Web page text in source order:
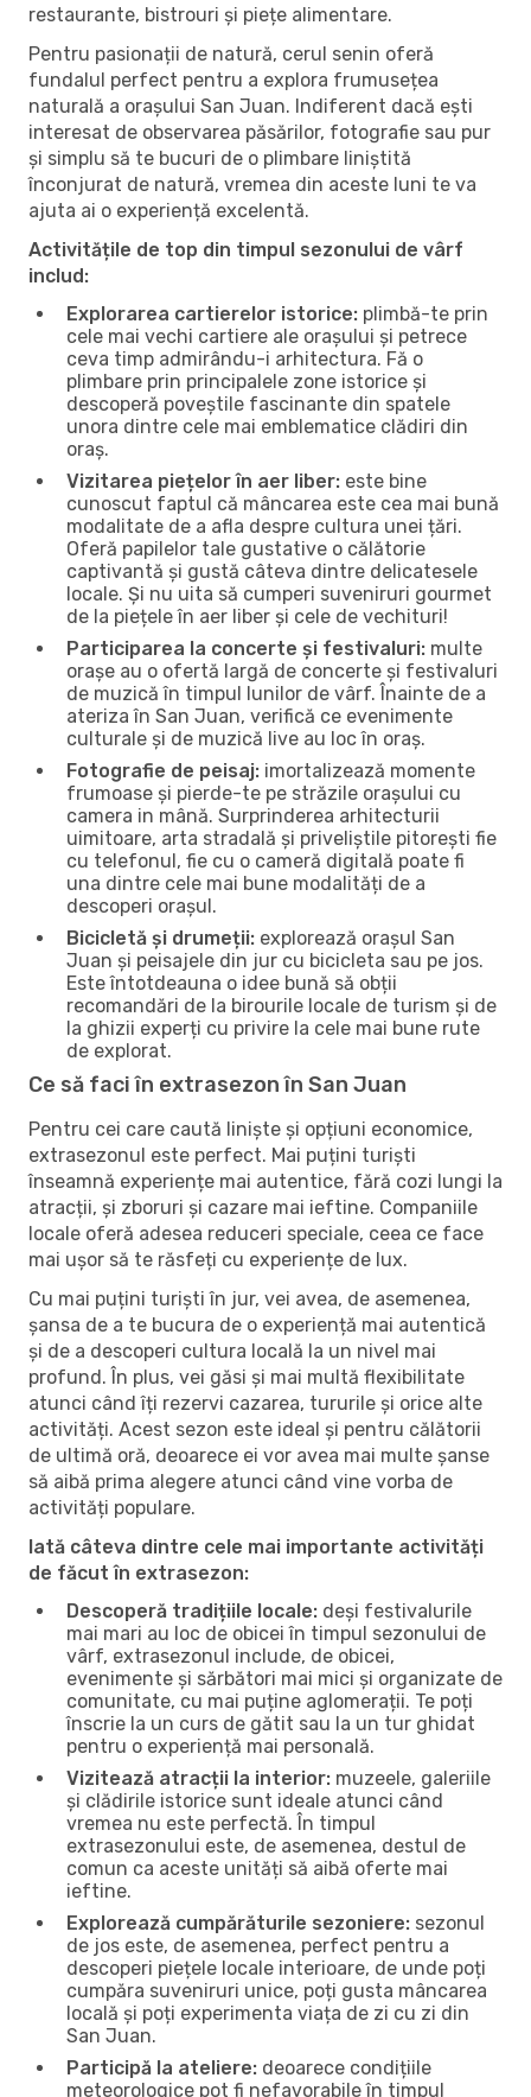
restaurante, bistrouri și piețe alimentare.
Pentru pasionații de natură, cerul senin oferă
fundalul perfect pentru a explora frumusețea
naturală a orașului San Juan. Indiferent dacă ești
interesat de observarea păsărilor, fotografie sau pur
și simplu să te bucuri de o plimbare liniștită
înconjurat de natură, vremea din aceste luni te va
ajuta ai o experiență excelentă.
Activitățile de top din timpul sezonului de vârf
includ:
Explorarea cartierelor istorice: plimbă-te prin
cele mai vechi cartiere ale orașului și petrece
ceva timp admirându-i arhitectura. Fă o
plimbare prin principalele zone istorice și
descoperă poveștile fascinante din spatele
unora dintre cele mai emblematice clădiri din
oraș.
Vizitarea piețelor în aer liber: este bine
cunoscut faptul că mâncarea este cea mai bună
modalitate de a afla despre cultura unei țări.
Oferă papilelor tale gustative o călătorie
captivantă și gustă câteva dintre delicatesele
locale. Și nu uita să cumperi suveniruri gourmet
de la piețele în aer liber și cele de vechituri!
Participarea la concerte și festivaluri: multe
orașe au o ofertă largă de concerte și festivaluri
de muzică în timpul lunilor de vârf. Înainte de a
ateriza în San Juan, verifică ce evenimente
culturale și de muzică live au loc în oraș.
Fotografie de peisaj: imortalizează momente
frumoase și pierde-te pe străzile orașului cu
camera in mână. Surprinderea arhitecturii
uimitoare, arta stradală și priveliștile pitorești fie
cu telefonul, fie cu o cameră digitală poate fi
una dintre cele mai bune modalități de a
descoperi orașul.
Bicicletă și drumeții: explorează orașul San
Juan și peisajele din jur cu bicicleta sau pe jos.
Este întotdeauna o idee bună să obții
recomandări de la birourile locale de turism și de
la ghizii experți cu privire la cele mai bune rute
de explorat.
Ce să faci în extrasezon în San Juan
Pentru cei care caută liniște și opțiuni economice,
extrasezonul este perfect. Mai puțini turiști
înseamnă experiențe mai autentice, fără cozi lungi la
atracții, și zboruri și cazare mai ieftine. Companiile
locale oferă adesea reduceri speciale, ceea ce face
mai ușor să te răsfeți cu experiențe de lux.
Cu mai puțini turiști în jur, vei avea, de asemenea,
șansa de a te bucura de o experiență mai autentică
și de a descoperi cultura locală la un nivel mai
profund. În plus, vei găsi și mai multă flexibilitate
atunci când îți rezervi cazarea, tururile și orice alte
activități. Acest sezon este ideal și pentru călătorii
de ultimă oră, deoarece ei vor avea mai multe șanse
să aibă prima alegere atunci când vine vorba de
activități populare.
Iată câteva dintre cele mai importante activități
de făcut în extrasezon:
Descoperă tradițiile locale: deși festivalurile
mai mari au loc de obicei în timpul sezonului de
vârf, extrasezonul include, de obicei,
evenimente și sărbători mai mici și organizate de
comunitate, cu mai puține aglomerații. Te poți
înscrie la un curs de gătit sau la un tur ghidat
pentru o experiență mai personală.
Vizitează atracții la interior: muzeele, galeriile
și clădirile istorice sunt ideale atunci când
vremea nu este perfectă. În timpul
extrasezonului este, de asemenea, destul de
comun ca aceste unități să aibă oferte mai
ieftine.
Explorează cumpărăturile sezoniere: sezonul
de jos este, de asemenea, perfect pentru a
descoperi piețele locale interioare, de unde poți
cumpăra suveniruri unice, poți gusta mâncarea
locală și poți experimenta viața de zi cu zi din
San Juan.
Participă la ateliere: deoarece condițiile
meteorologice pot fi nefavorabile în timpul